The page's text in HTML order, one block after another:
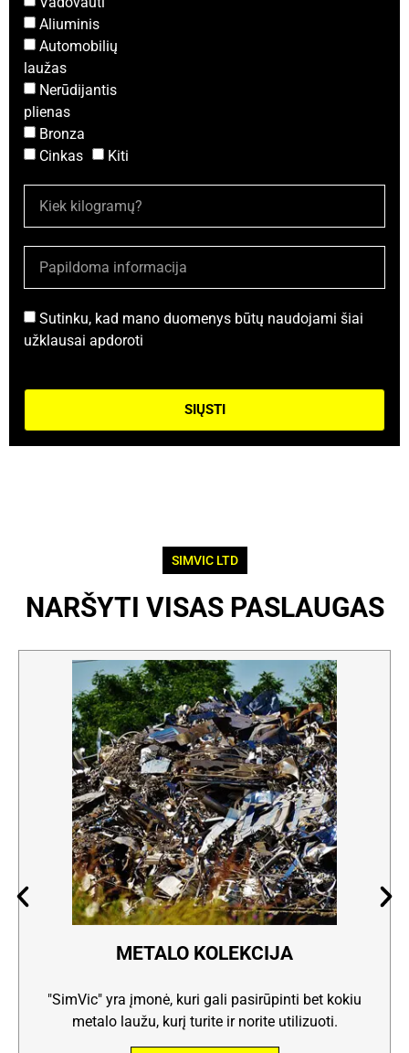
Aliuminis
Automobilių
laužas
Nerūdijantis
plienas
Bronza
Cinkas
Kiti
Sutinku, kad mano duomenys būtų naudojami šiai
užklausai apdoroti
SIŲSTI
SIMVIC LTD
NARŠYTI VISAS PASLAUGAS
METALO KOLEKCIJA
"SimVic" yra įmonė, kuri gali pasirūpinti bet kokiu
metalo laužu, kurį turite ir norite utilizuoti.